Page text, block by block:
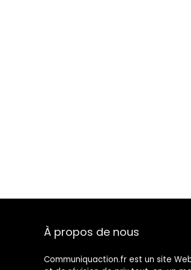
À propos de nous
Communiquaction.fr est un site